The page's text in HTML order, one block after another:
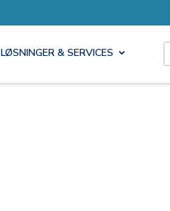
LØSNINGER & SERVICES